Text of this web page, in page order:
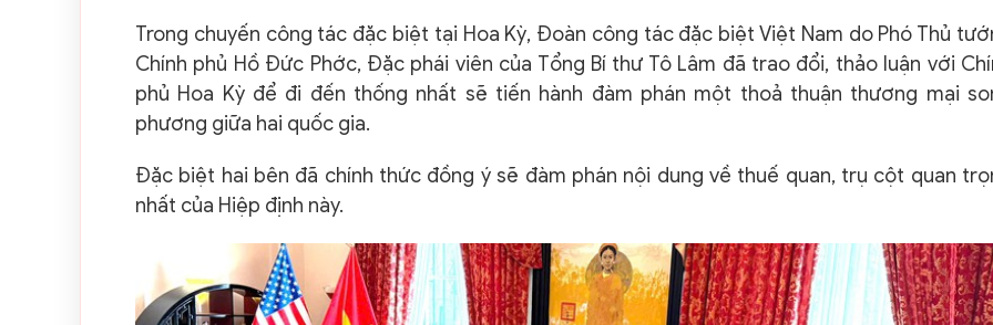
Trong chuyến công tác đặc biệt tại Hoa Kỳ, Đoàn công tác đặc biệt Việt Nam do Phó Thủ
Chính phủ Hồ Đức Phớc, Đặc phái viên của Tổng Bí thư Tô Lâm đã trao đổi, thảo luận với
phủ Hoa Kỳ để đi đến thống nhất sẽ tiến hành đàm phán một thoả thuận thương mại
phương giữa hai quốc gia.
Đặc biệt hai bên đã chính thức đồng ý sẽ đàm phán nội dung về thuế quan, trụ cột quan
nhất của Hiệp định này.